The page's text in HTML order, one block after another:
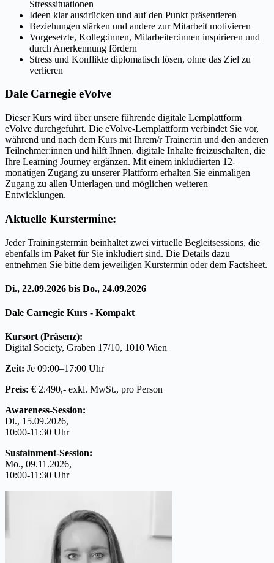
Stresssituationen
Ideen klar ausdrücken und auf den Punkt präsentieren
Beziehungen stärken und andere zur Mitarbeit motivieren
Vorgesetzte, Kolleg:innen, Mitarbeiter:innen inspirieren und
durch Anerkennung fördern
Stress und Konflikte diplomatisch lösen, ohne das Ziel zu
verlieren
Dale Carnegie eVolve
Dieser Kurs wird über unsere führende digitale Lernplattform
eVolve durchgeführt. Die eVolve-Lernplattform verbindet Sie vor,
während und nach dem Kurs mit Ihrem/r Trainer:in und den anderen
Teilnehmer:innen und hilft Ihnen, digitale Inhalte freizuschalten, die
Ihre Learning Journey ergänzen. Mit einem inkludierten 12-
monatigen Zugang zu unserer Plattform erhalten Sie einmaligen
Zugang zu allen Unterlagen und möglichen weiteren
Entwicklungen.
Aktuelle Kurstermine:
Jeder Trainingstermin beinhaltet zwei virtuelle Begleitsessions, die
ebenfalls im Paket für Sie inkludiert sind. Die Details dazu
entnehmen Sie bitte dem jeweiligen Kurstermin oder dem Factsheet.
Di., 22.09.2026 bis Do., 24.09.2026
Dale Carnegie Kurs - Kompakt
Kursort (Präsenz):
Digital Society, Graben 17/10, 1010 Wien
Zeit: Je 09:00–17:00 Uhr
Preis: € 2.490,- exkl. MwSt., pro Person
Awareness-Session:
Di., 15.09.2026,
10:00-11:30 Uhr
Sustainment-Session:
Mo., 09.11.2026,
10:00-11:30 Uhr